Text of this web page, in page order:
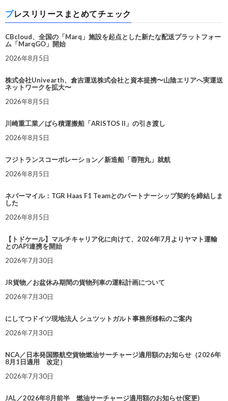
プレスリリースまとめてチェック
CBcloud、全国の「Marq」施設を起点とした新たな配送プラットフォー
ム「MarqGO」開始
2026年8月5日
株式会社Univearth、倉吉運送株式会社と資本提携〜山陰エリアへ実運送
ネットワークを拡大〜
2026年8月5日
川崎重工業／ばら積運搬船「ARISTOS II」の引き渡し
2026年8月5日
フジトランスコーポレーション／新造船「蓉翔丸」就航
2026年8月5日
ネバーマイル：TGR Haas F1 Teamとのパートナーシップ契約を締結しま
した
2026年8月5日
【トドケール】マルチキャリア化に向けて、2026年7月よりヤマト運輸
とのAPI連携を開始
2026年7月30日
JR貨物／お盆休み期間の貨物列車の運転計画について
2026年7月30日
にしてつドイツ現地法人 シュツットガルト事務所移転のご案内
2026年7月30日
NCA／日本発国際航空貨物燃油サーチャージ適用額のお知らせ（2026年
8月1日適用 改定）
2026年7月30日
JAL／2026年8月前半 燃油サーチャージ適用額のお知らせ(変更)